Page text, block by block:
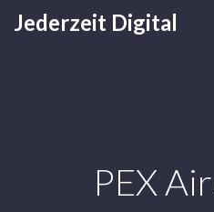
Jederzeit Digital
PEX